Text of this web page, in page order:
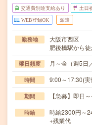
交通費別途支給あり 土日
WEB登録OK 派遣
勤務地
大阪市西区
肥後橋駅から
曜日頻度 月～金（週5日
時間 9:00～17:30(
期間 【急募】即日
時給
時給2300円～
+残業代